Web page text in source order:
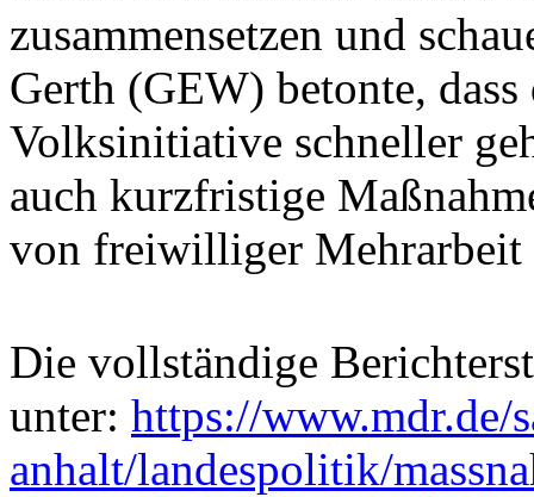
zusammensetzen und
Gerth (GEW) betonte,
Volksinitiative schneller
auch kurzfristige
von freiwilliger Mehrarbeit
Die vollständige
unter: https://www.mdr.de/
anhalt/landespolitik/